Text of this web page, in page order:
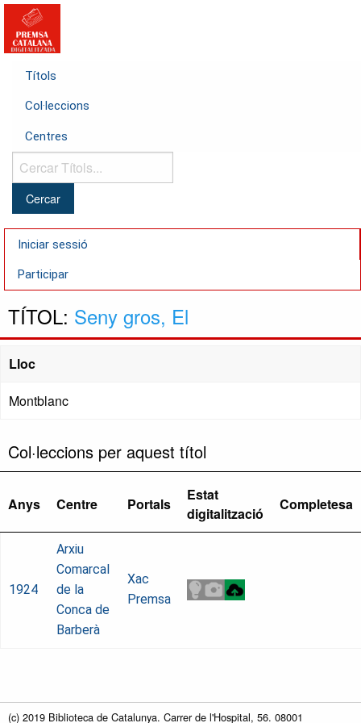
Títols
Col·leccions
Centres
Cercar
Títols...
Iniciar sessió
Participar
TÍTOL: Seny gros, El
Lloc
Montblanc
Col·leccions per aquest títol
Anys Centre Portals
Estat
digitalització
Completesa
1924
Arxiu
Comarcal
de la
Conca de
Barberà
Xac
Premsa
(c) 2019 Biblioteca de Catalunya. Carrer de l'Hospital, 56. 08001